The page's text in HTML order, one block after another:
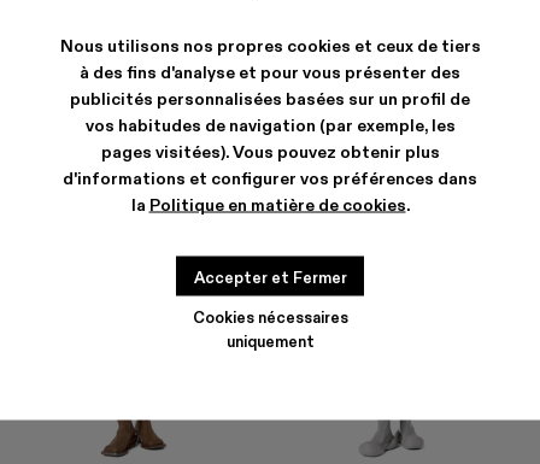
Nous utilisons nos propres cookies et ceux de tiers
à des fins d'analyse et pour vous présenter des
publicités personnalisées basées sur un profil de
vos habitudes de navigation (par exemple, les
pages visitées). Vous pouvez obtenir plus
d'informations et configurer vos préférences dans
la Politique en matière de cookies.
Cookies nécessaires
uniquement
Accepter et Fermer